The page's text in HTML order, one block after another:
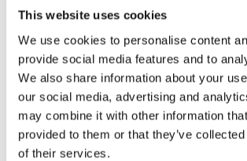
This website uses cookies
We use cookies to personalise content
provide social media features and to
We also share information about your
our social media, advertising and
may combine it with other information
provided to them or that they’ve
of their services.